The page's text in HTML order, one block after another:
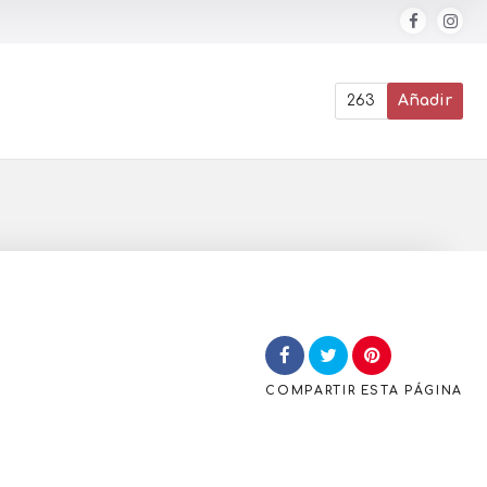
263 Añadir
COMPARTIR ESTA PÁGINA